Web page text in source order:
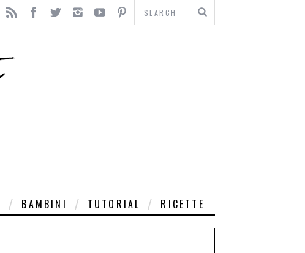
BAMBINI TUTORIAL RICETTE